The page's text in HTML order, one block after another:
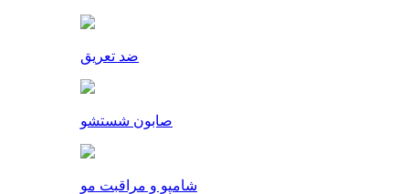
ضد تعریق
صابون شستشو
شامپو و مراقبت مو